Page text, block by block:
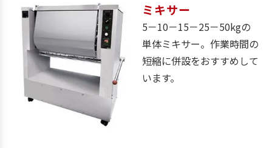
ミキサー
5－10－15－25－50kgの
単体ミキサー。作業時間の
短縮に併設をおすすめして
います。